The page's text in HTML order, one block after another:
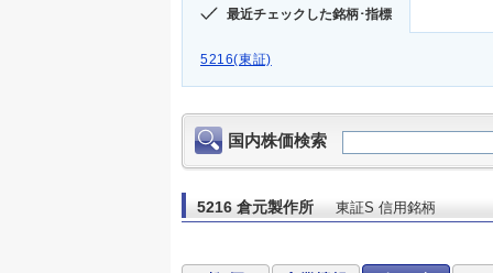
最近チェックした銘柄･指標
5216(東証)